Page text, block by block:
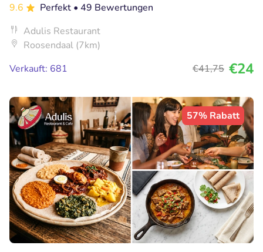
9.6
Perfekt • 49 Bewertungen
Adulis Restaurant
Roosendaal (7km)
Verkauft: 681
€41,75 €24
57% Rabatt